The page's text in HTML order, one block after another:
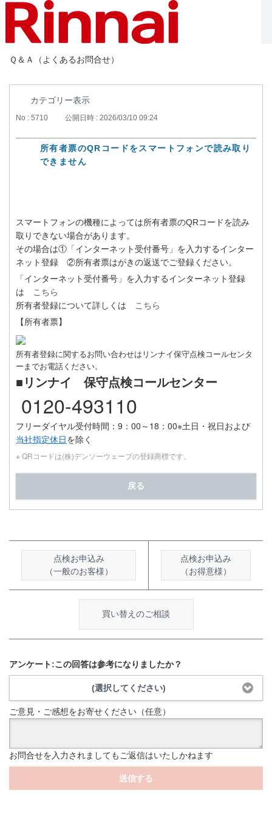
Ｑ＆Ａ（よくあるお問合せ）
カテゴリー表示
No : 5710 公開日時 : 2026/03/10 09:24
所有者票のQRコードをスマートフォンで読み取り
できません
スマートフォンの機種によっては所有者票のQRコードを読み
取りできない場合があります。
その場合は①「インターネット受付番号」を入力するインター
ネット登録 ②所有者票はがきの返送でご登録ください。
「インターネット受付番号」を入力するインターネット登録
は
こちら
所有者登録について詳しくは
こちら
【所有者票】
所有者登録に関するお問い合わせはリンナイ保守点検コールセンタ
ーまでお電話ください。
■リンナイ 保守点検コールセンター
0120-493110
フリーダイヤル受付時間：9：00～18：00※土日・祝日および
当社指定休日を除く
※ QRコードは(株)デンソーウェーブの登録商標です。
戻る
点検お申込み
（一般のお客様）
点検お申込み
（お得意様）
買い替えのご相談
アンケート:この回答は参考になりましたか？
(選択してください)
ご意見・ご感想をお寄せください（任意）
お問合せを入力されましてもご返信はいたしかねます
送信する